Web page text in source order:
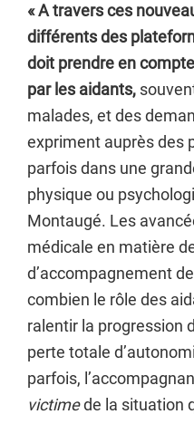
« A travers ces
différents des
doit prendre en
par les aidants,
malades, et des
expriment auprès des
parfois dans une
physique ou
Montaugé. Les
médicale en matière
d’accompagnement
combien le rôle des
ralentir la progression
perte totale
parfois,
victimede la situation